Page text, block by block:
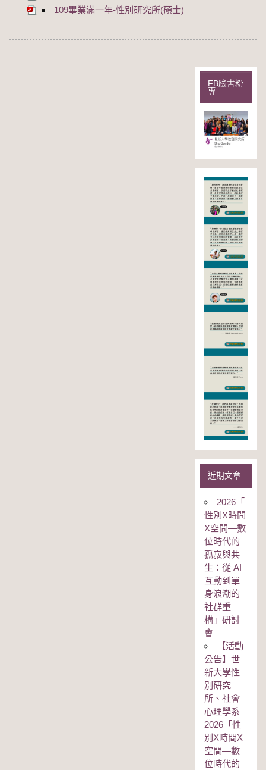
109畢業滿一年-性別研究所(碩士)
FB臉書粉
專
近期文章
2026「
性別Χ時間
Χ空間—數
位時代的
孤寂與共
生：從 AI
互動到單
身浪潮的
社群重
構」研討
會
【活動
公告】世
新大學性
別研究
所、社會
心理學系
2026「性
別Χ時間Χ
空間—數
位時代的